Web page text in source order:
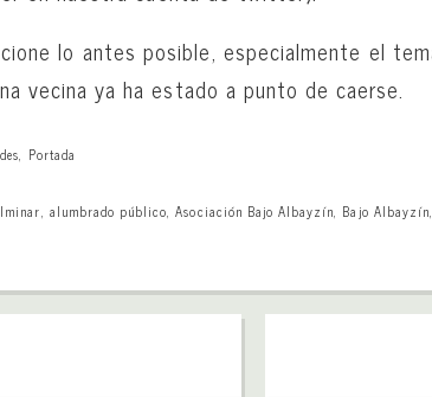
lo antes posible, especialmente el
vecina ya ha estado a punto de caerse.
, Portada
, alumbrado público,Asociación Bajo Albayzín, Bajo Albayzín